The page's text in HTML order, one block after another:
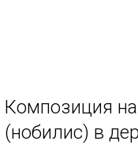
Композиция на
(нобилис) в